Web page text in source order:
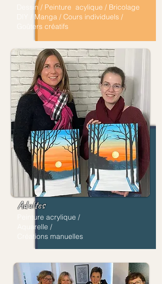
Dessin / Peinture acylique / Bricolage
DIY / Manga / Cours individuels /
Goûters créatifs
Adultes
Peinture acrylique /
Aquarelle /
Créations manuelles